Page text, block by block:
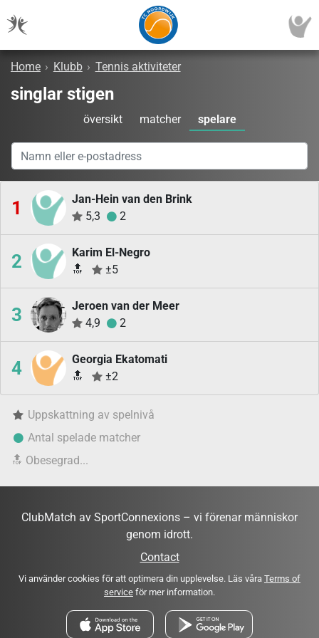
Home › Klubb › Tennis aktiviteter
singlar stigen
översikt matcher spelare
1
Jan-Hein van den Brink
5,3
2
2
Karim El-Negro
🔝
±5
3
Jeroen van der Meer
4,9
2
4
Georgia Ekatomati
🔝
±2
Uppskattning av spelnivå
Antal spelade matcher
🔝 Obesegrad...
ClubMatch av SportConnexions – vi förenar människor
genom idrott.
Contact
Vi använder cookies för att optimera din upplevelse. Läs våra Terms of
service för mer information.